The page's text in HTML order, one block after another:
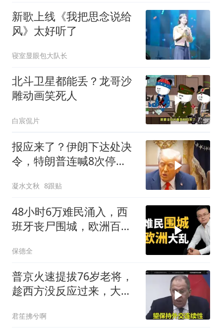
新歌上线《我把思念说给
风》太好听了
寝室显眼包大队长
北斗卫星都能丢？龙哥沙
雕动画笑死人
白宸侃片
报应来了？伊朗下达处决
令，特朗普连喊8次停
凝水文秋 8跟贴
48小时6万难民涌入，西
班牙丧尸围城，欧洲百年
保德全
普京火速提拔76岁老将，
趁西方没反应过来，大鹅
君笙拂兮啊